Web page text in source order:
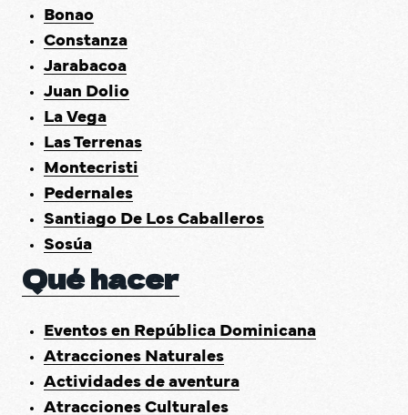
Bonao
Constanza
Jarabacoa
Juan Dolio
La Vega
Las Terrenas
Montecristi
Pedernales
Santiago De Los Caballeros
Sosúa
Qué hacer
Eventos en República Dominicana
Atracciones Naturales
Actividades de aventura
Atracciones Culturales